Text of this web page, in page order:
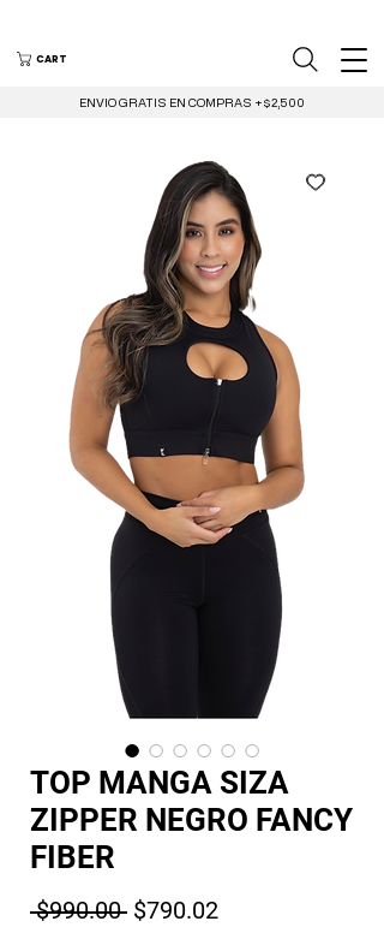
CART
ENVIO GRATIS EN COMPRAS +$2,500
TOP MANGA SIZA
ZIPPER NEGRO FANCY
FIBER
$990.00 Precio
$790.02Precio de oferta